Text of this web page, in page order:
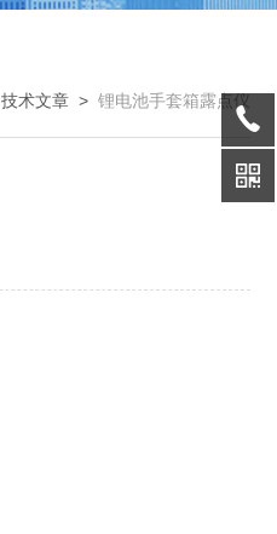
技术文章 > 锂电池手套箱露点仪